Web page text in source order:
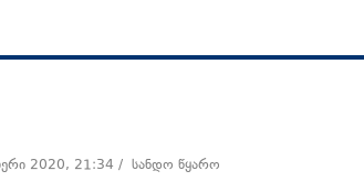
2020, 21:34 / სანდო წყარო